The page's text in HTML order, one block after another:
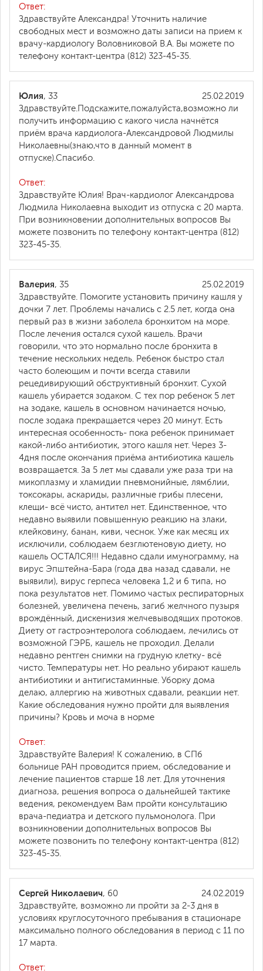
Ответ:
Здравствуйте Александра! Уточнить наличие
свободных мест и возможно даты записи на прием к
врачу-кардиологу Воловниковой В.А. Вы можете по
телефону контакт-центра (812) 323-45-35.
25.02.2019
Юлия, 33
Здравствуйте.Подскажите,пожалуйста,возможно ли
получить информацию с какого числа начнётся
приём врача кардиолога-Александровой Людмилы
Николаевны(знаю,что в данный момент в
отпуске).Спасибо.
Ответ:
Здравствуйте Юлия! Врач-кардиолог Александрова
Людмила Николаевна выходит из отпуска с 20 марта.
При возникновении дополнительных вопросов Вы
можете позвонить по телефону контакт-центра (812)
323-45-35.
25.02.2019
Валерия, 35
Здравствуйте. Помогите установить причину кашля у
дочки 7 лет. Проблемы начались с 2.5 лет, когда она
первый раз в жизни заболела бронхитом на море.
После лечения остался сухой кашель. Врачи
говорили, что это нормально после бронхита в
течение нескольких недель. Ребенок быстро стал
часто болеющим и почти всегда ставили
рецедивирующий обструктивный бронхит. Сухой
кашель убирается зодаком. С тех пор ребенок 5 лет
на зодаке, кашель в основном начинается ночью,
после зодака прекращается через 20 минут. Есть
интересная особенность- пока ребенок принимает
какой-либо антибиотик, этого кашля нет. Через 3-
4дня после окончания приёма антибиотика кашель
возвращается. За 5 лет мы сдавали уже раза три на
микоплазму и хламидии пневмонийные, лямблии,
токсокары, аскариды, различные грибы плесени,
клещи- всё чисто, антител нет. Единственное, что
недавно выявили повышенную реакцию на злаки,
клейковину, банан, киви, чеснок. Уже как месяц их
исключили, соблюдаем безглютеновую диету, но
кашель ОСТАЛСЯ!!! Недавно сдали имунограмму, на
вирус Эпштейна-Бара (года два назад сдавали, не
выявили), вирус герпеса человека 1,2 и 6 типа, но
пока результатов нет. Помимо частых респираторных
болезней, увеличена печень, загиб желчного пузыря
врождённый, дискенизия желчевыводящих протоков.
Диету от гастроэнтеролога соблюдаем, лечились от
возможной ГЭРБ, кашель не проходил. Делали
недавно рентген снимки на грудную клетку- всё
чисто. Температуры нет. Но реально убирают кашель
антибиотики и антигистаминные. Уборку дома
делаю, аллергию на животных сдавали, реакции нет.
Какие обследования нужно пройти для выявления
причины? Кровь и моча в норме
Ответ:
Здравствуйте Валерия! К сожалению, в СПб
больнице РАН проводится прием, обследование и
лечение пациентов старше 18 лет. Для уточнения
диагноза, решения вопроса о дальнейшей тактике
ведения, рекомендуем Вам пройти консультацию
врача-педиатра и детского пульмонолога. При
возникновении дополнительных вопросов Вы
можете позвонить по телефону контакт-центра (812)
323-45-35.
24.02.2019
Сергей Николаевич, 60
Здравствуйте, возможно ли пройти за 2-3 дня в
условиях круглосуточного пребывания в стационаре
максимально полного обследования в период с 11 по
17 марта.
Ответ: